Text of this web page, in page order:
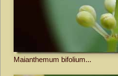
Maianthemum bifolium...